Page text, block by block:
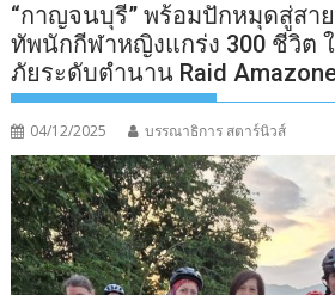
“กาญจนบุรี” พร้อมปักหมุดสู่สา
ทัพนักกีฬาหญิงแกร่ง 300 ชีวิต
ภัยระดับตำนาน Raid
04/12/2025 บรรณาธิการ สตาร์นิวส์